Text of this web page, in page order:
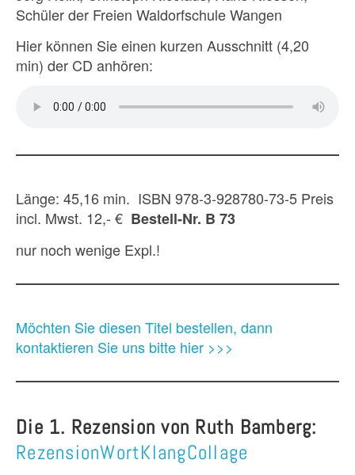
Schüler der Freien Waldorfschule Wangen
Hier können Sie einen kurzen Ausschnitt (4,20
min) der CD anhören:
Länge: 45,16 min. ISBN 978-3-928780-73-5 Preis
incl. Mwst. 12,- € Bestell-Nr. B 73
nur noch wenige Expl.!
Möchten Sie diesen Titel bestellen, dann
kontaktieren Sie uns bitte hier >>>
Die 1. Rezension von Ruth Bamberg:
RezensionWortKlangCollage